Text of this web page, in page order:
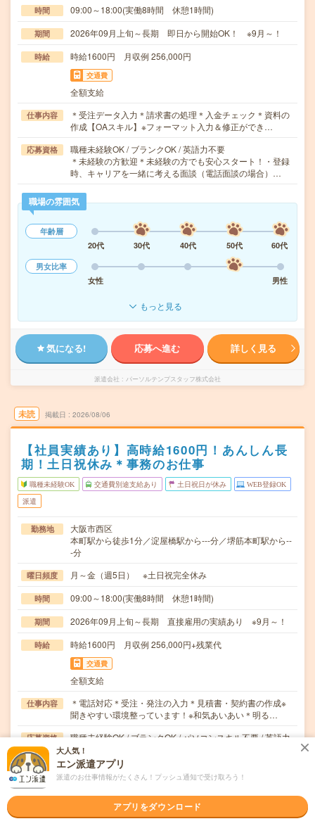
時間 09:00～18:00(実働8時間 休憩1時間)
期間 2026年09月上旬～長期 即日から開始OK！ ※9月～！
時給 時給1600円 月収例 256,000円
交通費
全額支給
仕事内容
＊受注データ入力＊請求書の処理＊入金チェック＊資料の
作成【OAスキル】※フォーマット入力＆修正ができ…
応募資格
職種未経験OK / ブランクOK / 英語力不要
＊未経験の方歓迎＊未経験の方でも安心スタート！・登録
時、キャリアを一緒に考える面談（電話面談の場合）…
職場の雰囲気
年齢層
20代
30代 40代 50代
60代
男女比率
女性
男性
もっと見る
気になる! 応募へ進む 詳しく見る
派遣会社 パーソルテンプスタッフ株式会社
未読 掲載日 2026/08/06
【社員実績あり】高時給1600円！あんしん長
期！土日祝休み＊事務のお仕事
職種未経験OK 交通費別途支給あり 土日祝日が休み WEB登録OK
派遣
勤務地
大阪市西区
本町駅から徒歩1分／淀屋橋駅から---分／堺筋本町駅から--
-分
曜日頻度 月～金（週5日） ※土日祝完全休み
時間 09:00～18:00(実働8時間 休憩1時間)
期間 2026年09月上旬～長期 直接雇用の実績あり ※9月～！
時給 時給1600円 月収例 256,000円+残業代
交通費
全額支給
仕事内容
＊電話対応＊受注・発注の入力＊見積書・契約書の作成※
聞きやすい環境整っています！※和気あいあい＊明る…
応募資格
職種未経験OK / ブランクOK / パソコンスキル不要 / 英語力
不要
＊未経験の方歓迎＊未経験の方でも安心スタート！・登録
時、キャリアを一緒に考える面談（電話面談の場合）…
大人気！
エン派遣アプリ
派遣のお仕事情報がたくさん！プッシュ通知で受け取ろう！
アプリをダウンロード